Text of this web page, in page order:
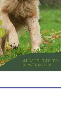
el operativo
nuevas
lo que
y optimizar
distintos